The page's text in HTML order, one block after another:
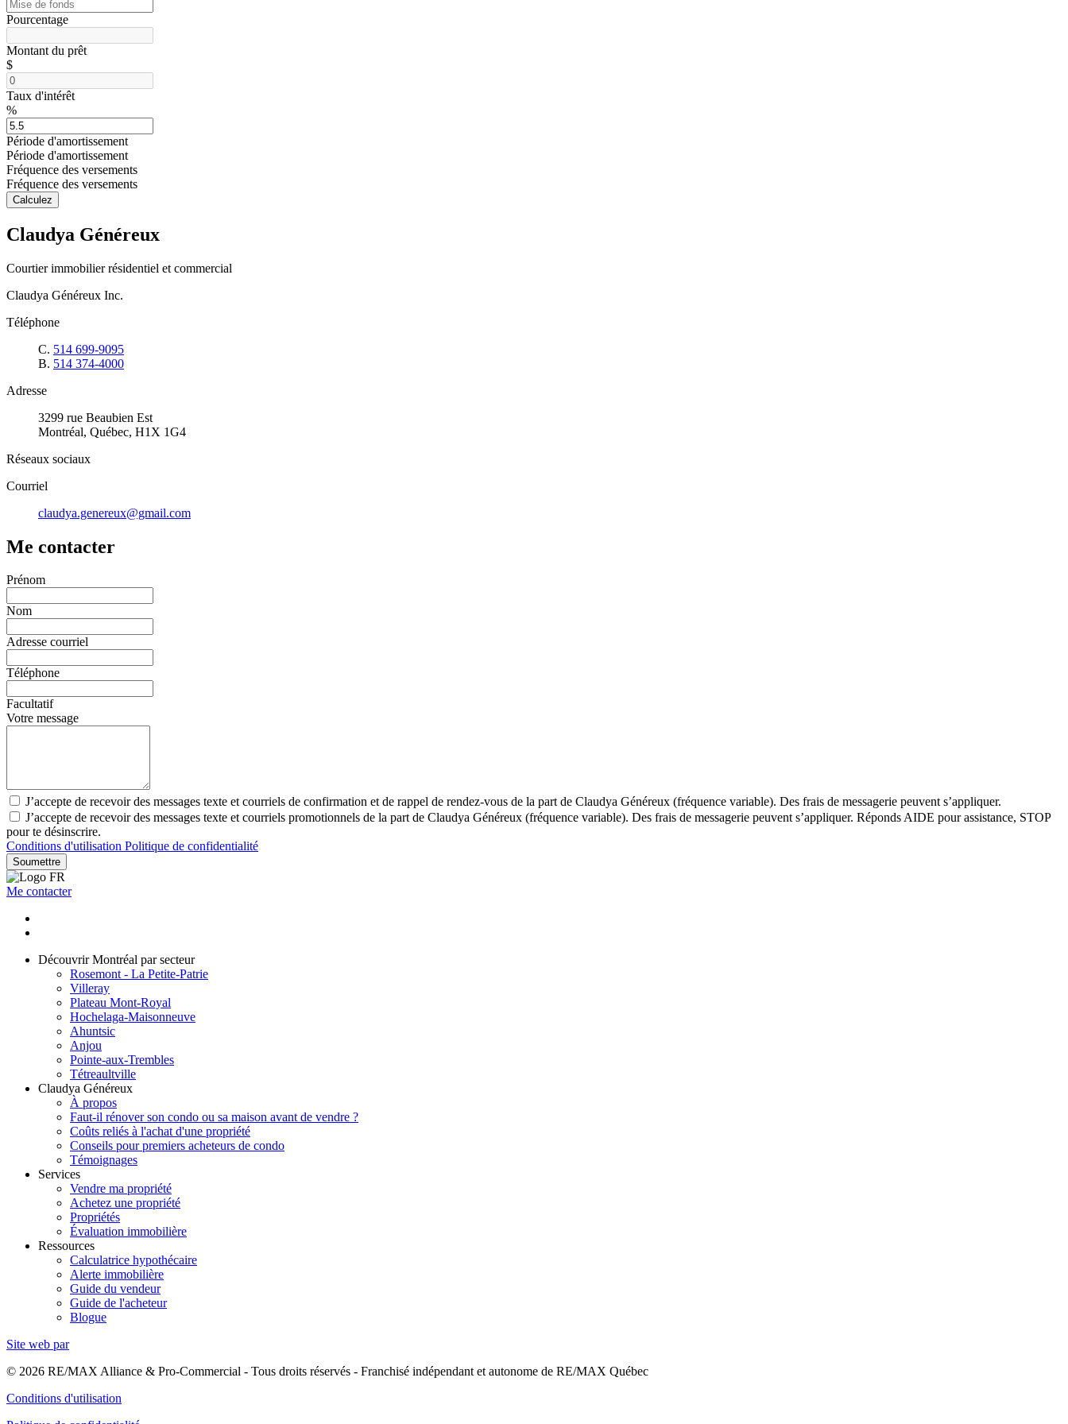
Pourcentage
Montant du prêt
$
Taux d'intérêt
%
Période d'amortissement
Période d'amortissement
Fréquence des versements
Fréquence des versements
Calculez
Claudya Généreux
Courtier immobilier résidentiel et commercial
Claudya Généreux Inc.
Téléphone
C. 514 699-9095
B. 514 374-4000
Adresse
3299 rue Beaubien Est
Montréal, Québec, H1X 1G4
Réseaux sociaux
Courriel
claudya.genereux@gmail.com
Me contacter
Prénom
Nom
Adresse courriel
Téléphone
Facultatif
Votre message
J’accepte de recevoir des messages texte et courriels de confirmation et de rappel de rendez-vous de la part de Claudya Généreux (fréquence variable). Des frais de messagerie peuvent s’appliquer.
J’accepte de recevoir des messages texte et courriels promotionnels de la part de Claudya Généreux (fréquence variable). Des frais de messagerie peuvent s’appliquer. Réponds AIDE pour assistance, STOP
pour te désinscrire.
Conditions d'utilisation Politique de confidentialité
Soumettre
Me contacter
Découvrir Montréal par secteur
Rosemont - La Petite-Patrie
Villeray
Plateau Mont-Royal
Hochelaga-Maisonneuve
Ahuntsic
Anjou
Pointe-aux-Trembles
Tétreaultville
Claudya Généreux
À propos
Faut-il rénover son condo ou sa maison avant de vendre ?
Coûts reliés à l'achat d'une propriété
Conseils pour premiers acheteurs de condo
Témoignages
Services
Vendre ma propriété
Achetez une propriété
Propriétés
Évaluation immobilière
Ressources
Calculatrice hypothécaire
Alerte immobilière
Guide du vendeur
Guide de l'acheteur
Blogue
Site web par
© 2026 RE/MAX Alliance & Pro-Commercial - Tous droits réservés - Franchisé indépendant et autonome de RE/MAX Québec
Conditions d'utilisation